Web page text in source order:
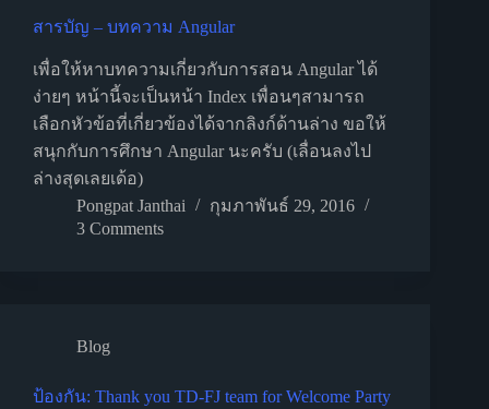
สารบัญ – บทความ Angular
เพื่อให้หาบทความเกี่ยวกับการสอน Angular ได้
ง่ายๆ หน้านี้จะเป็นหน้า Index เพื่อนๆสามารถ
เลือกหัวข้อที่เกี่ยวข้องได้จากลิงก์ด้านล่าง ขอให้
สนุกกับการศึกษา Angular นะครับ (เลื่อนลงไป
ล่างสุดเลยเด้อ)
Pongpat Janthai
กุมภาพันธ์ 29, 2016
3 Comments
Blog
ป้องกัน: Thank you TD-FJ team for Welcome Party